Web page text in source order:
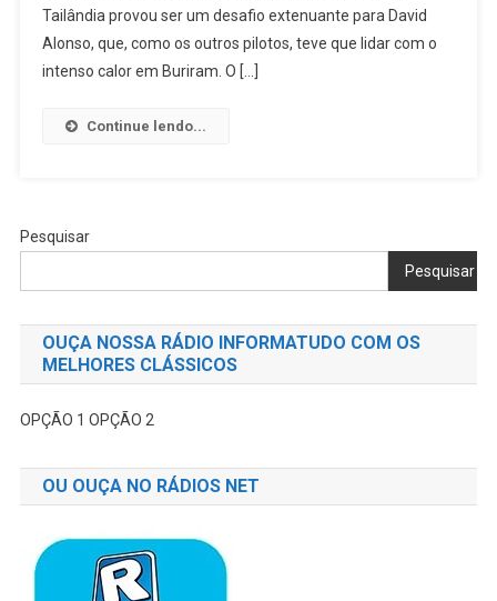
Gostou
Da
Tailândia provou ser um desafio extenuante para David
Alonso, que, como os outros pilotos, teve que lidar com o
intenso calor em Buriram. O […]
Continue lendo...
Pesquisar
Pesquisar
OUÇA NOSSA RÁDIO INFORMATUDO COM OS
MELHORES CLÁSSICOS
OPÇÃO 1 OPÇÃO 2
OU OUÇA NO RÁDIOS NET